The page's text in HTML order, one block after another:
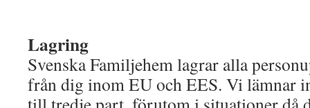
Lagring
Svenska Familjehem lagrar alla
från dig inom EU och EES. Vi lämnar